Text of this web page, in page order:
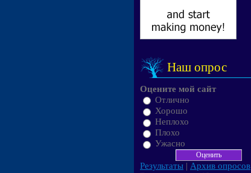
Наш опрос
Оцените мой сайт
Отлично
Хорошо
Неплохо
Плохо
Ужасно
Результаты | Архив опросов